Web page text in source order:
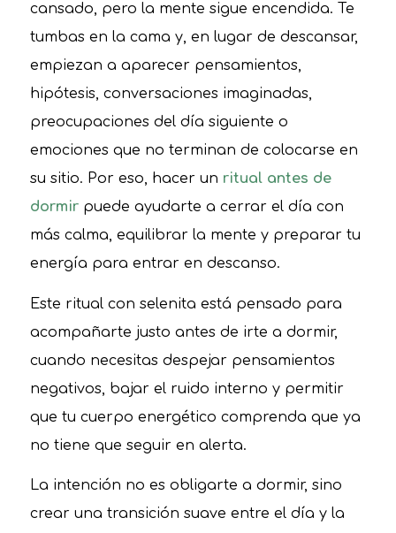
cansado, pero la mente sigue encendida. Te
tumbas en la cama y, en lugar de descansar,
empiezan a aparecer pensamientos,
hipótesis, conversaciones imaginadas,
preocupaciones del día siguiente o
emociones que no terminan de colocarse en
su sitio. Por eso, hacer un ritual antes de
dormirpuede ayudarte a cerrar el día con
más calma, equilibrar la mente y preparar tu
energía para entrar en descanso.
Este ritual con selenita está pensado para
acompañarte justo antes de irte a dormir,
cuando necesitas despejar pensamientos
negativos, bajar el ruido interno y permitir
que tu cuerpo energético comprenda que ya
no tiene que seguir en alerta.
La intención no es obligarte a dormir, sino
crear una transición suave entre el día y la